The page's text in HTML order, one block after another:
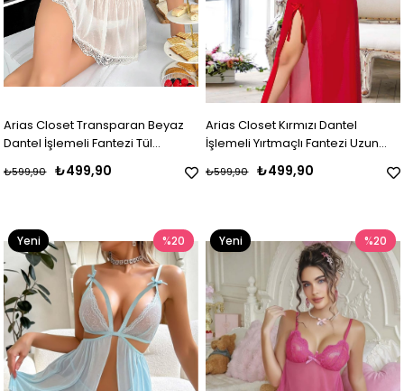
Arias Closet Transparan Beyaz
Dantel İşlemeli Fantezi Tül
₺499,90
₺599,90
Arias Closet Kırmızı Dantel
İşlemeli Yırtmaçlı Fantezi Uzun
₺499,90
₺599,90
%20
Yeni
Ürün
%20
Yeni